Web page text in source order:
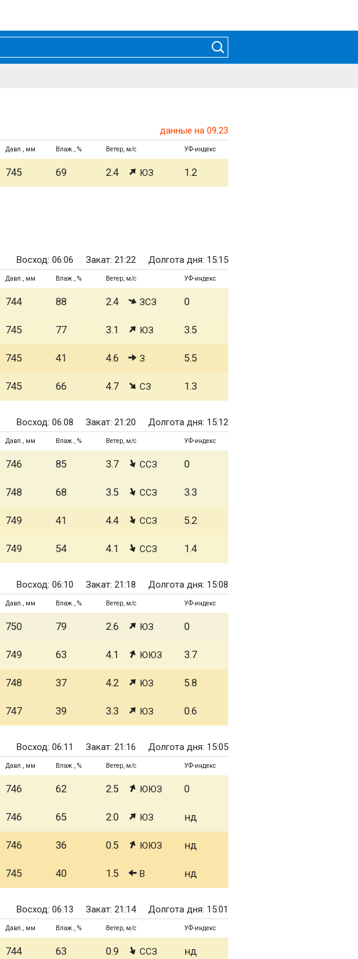
данные на 09:23
Давл., мм Влаж., % Ветер, м/с УФ-индекс
745 69 2.4 ЮЗ 1.2
Восход: 06:06 Закат: 21:22 Долгота дня: 15:15
Давл., мм Влаж., % Ветер, м/с УФ-индекс
744 88 2.4 ЗСЗ 0
745 77 3.1 ЮЗ 3.5
745 41 4.6 З 5.5
745 66 4.7 СЗ 1.3
Восход: 06:08 Закат: 21:20 Долгота дня: 15:12
Давл., мм Влаж., % Ветер, м/с УФ-индекс
746 85 3.7 ССЗ 0
748 68 3.5 ССЗ 3.3
749 41 4.4 ССЗ 5.2
749 54 4.1 ССЗ 1.4
Восход: 06:10 Закат: 21:18 Долгота дня: 15:08
Давл., мм Влаж., % Ветер, м/с УФ-индекс
750 79 2.6 ЮЗ 0
749 63 4.1 ЮЮЗ 3.7
748 37 4.2 ЮЗ 5.8
747 39 3.3 ЮЗ 0.6
Восход: 06:11 Закат: 21:16 Долгота дня: 15:05
Давл., мм Влаж., % Ветер, м/с УФ-индекс
746 62 2.5 ЮЮЗ 0
746 65 2.0 ЮЗ нд
746 36 0.5 ЮЮЗ нд
745 40 1.5 В нд
Восход: 06:13 Закат: 21:14 Долгота дня: 15:01
Давл., мм Влаж., % Ветер, м/с УФ-индекс
744 63 0.9 ССЗ нд